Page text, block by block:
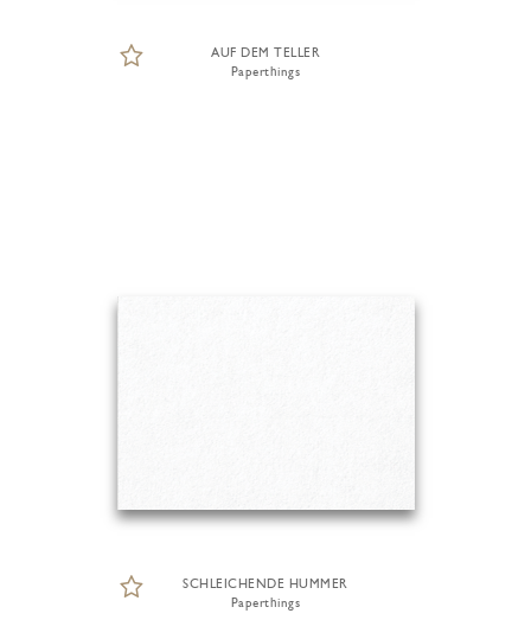
AUF DEM TELLER
Paperthings
SCHLEICHENDE HUMMER
Paperthings